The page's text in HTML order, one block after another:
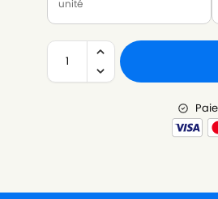
unité